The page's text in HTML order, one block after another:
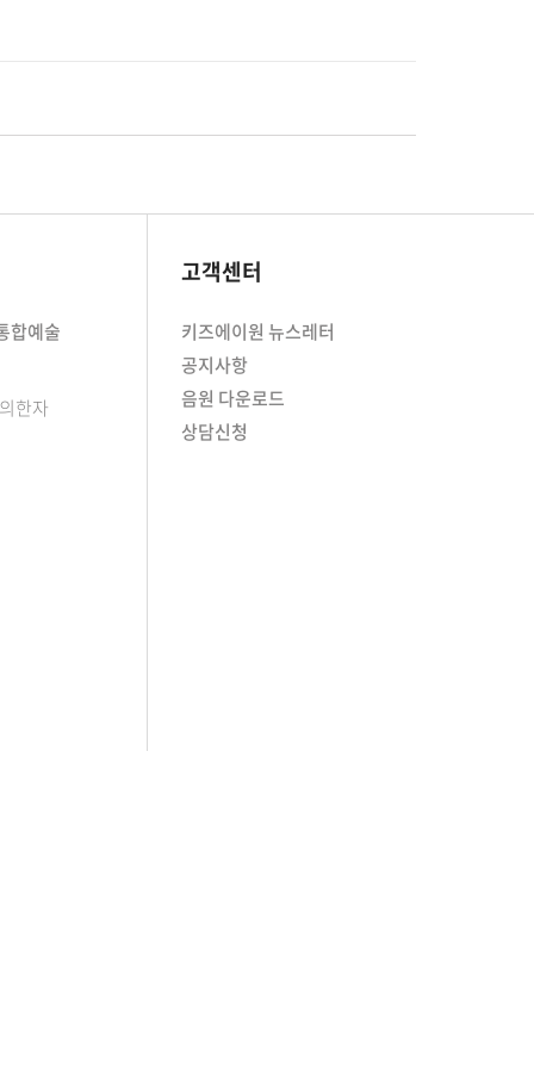
합예술
한자
고객센터
키즈에이원 뉴스레터
공지사항
음원 다운로드
상담신청